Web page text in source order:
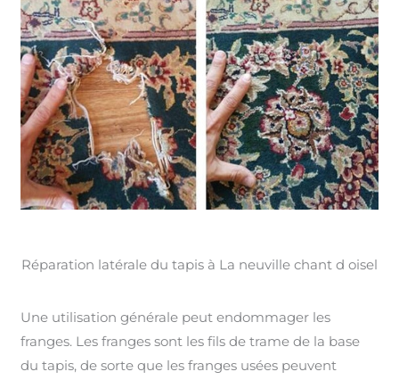
Réparation latérale du tapis à La neuville chant d oisel
Une utilisation générale peut endommager les
franges. Les franges sont les fils de trame de la base
du tapis, de sorte que les franges usées peuvent